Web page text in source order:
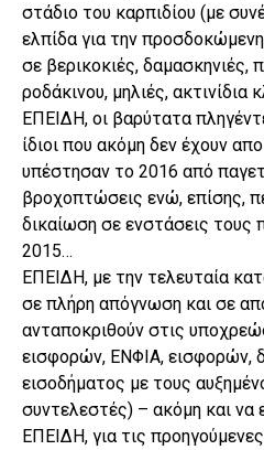
στάδιο του καρπιδίου (με
ελπίδα για την
σε βερικοκιές, δαμασκηνιές,
ροδάκινου, μηλιές, ακτινίδια
ΕΠΕΙΔΗ, οι βαρύτατα
ίδιοι που ακόμη δεν έχουν
υπέστησαν το 2016 από
βροχοπτώσεις ενώ, επίσης,
δικαίωση σε ενστάσεις τους
2015…
ΕΠΕΙΔΗ, με την τελευταία
σε πλήρη απόγνωση και σε
ανταποκριθούν στις
εισφορών, ΕΝΦΙΑ, εισφορών,
εισοδήματος με τους
συντελεστές) – ακόμη και να
ΕΠΕΙΔΗ, για τις